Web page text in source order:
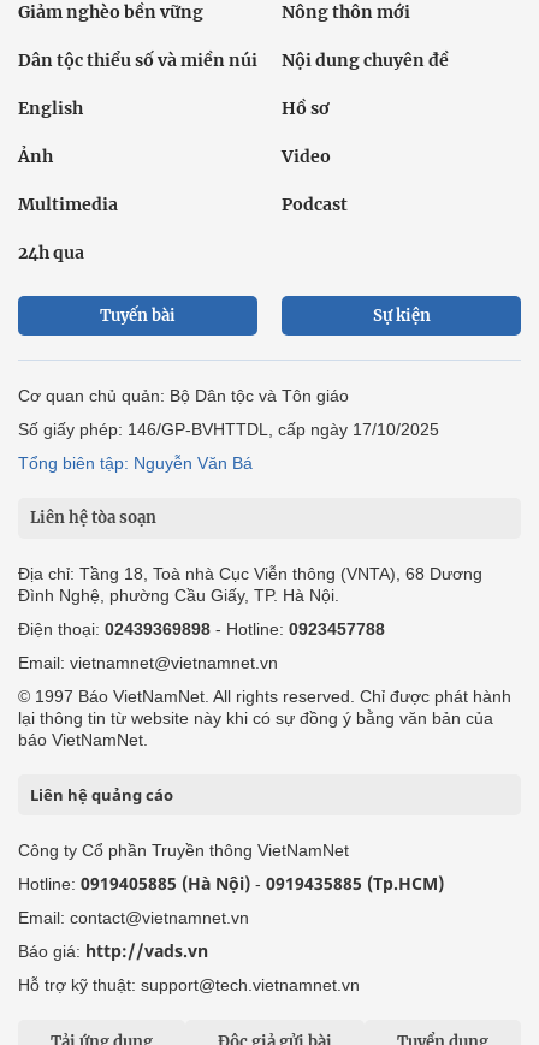
Giảm nghèo bền vững Nông thôn mới
Dân tộc thiểu số và miền núi Nội dung chuyên đề
English Hồ sơ
Ảnh Video
Multimedia Podcast
24h qua
Tuyến bài Sự kiện
Cơ quan chủ quản: Bộ Dân tộc và Tôn giáo
Số giấy phép: 146/GP-BVHTTDL, cấp ngày 17/10/2025
Tổng biên tập: Nguyễn Văn Bá
Liên hệ tòa soạn
Địa chỉ: Tầng 18, Toà nhà Cục Viễn thông (VNTA), 68 Dương
Đình Nghệ, phường Cầu Giấy, TP. Hà Nội.
Điện thoại: 02439369898 - Hotline: 0923457788
Email: vietnamnet@vietnamnet.vn
© 1997 Báo VietNamNet. All rights reserved. Chỉ được phát hành
lại thông tin từ website này khi có sự đồng ý bằng văn bản của
báo VietNamNet.
Liên hệ quảng cáo
Công ty Cổ phần Truyền thông VietNamNet
Hotline: 0919405885 (Hà Nội) - 0919435885 (Tp.HCM)
Email: contact@vietnamnet.vn
Báo giá: http://vads.vn
Hỗ trợ kỹ thuật: support@tech.vietnamnet.vn